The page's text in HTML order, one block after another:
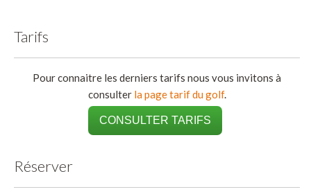
Tarifs
Pour connaitre les derniers tarifs nous vous invitons à
consulter la page tarif du golf.
CONSULTER TARIFS
Réserver